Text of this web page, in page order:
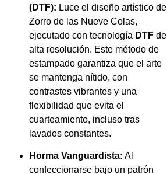
(DTF): Luce el diseño artístico del
Zorro de las Nueve Colas,
ejecutado con tecnología DTF de
alta resolución. Este método de
estampado garantiza que el arte
se mantenga nítido, con
contrastes vibrantes y una
flexibilidad que evita el
cuarteamiento, incluso tras
lavados constantes.
Horma Vanguardista: Al
confeccionarse bajo un patrón